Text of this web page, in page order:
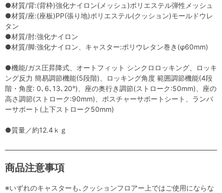
●材質/背:(背枠)強化ナイロン(メッシュ)ポリエステル弾性メッシュ
●材質/座:(座板)PP(張り地)ポリエステル(クッション)モールドウレ
タン
●材質/肘:強化ナイロン
●材質/脚:強化ナイロン、キャスター:ポリウレタン巻き(φ60mm)
●機能/ガス圧昇降式、オートフィット シンクロロッキング、ロッキ
ング反力 簡易調節機能(5段階)、ロッキング角度 範囲調節機能(4段
階・角度: 0､6､13､20°)、座の奥行き調節(ストローク:50mm)、座の
高さ調節(ストローク:90mm)、ポスチャーサポートシート、ランバ
ーサポート(上下ストローク50mm)
●質量／約12.4ｋｇ
商品注意事項
※いずれのキャスターも､クッションフロアー上ではご使用にならな